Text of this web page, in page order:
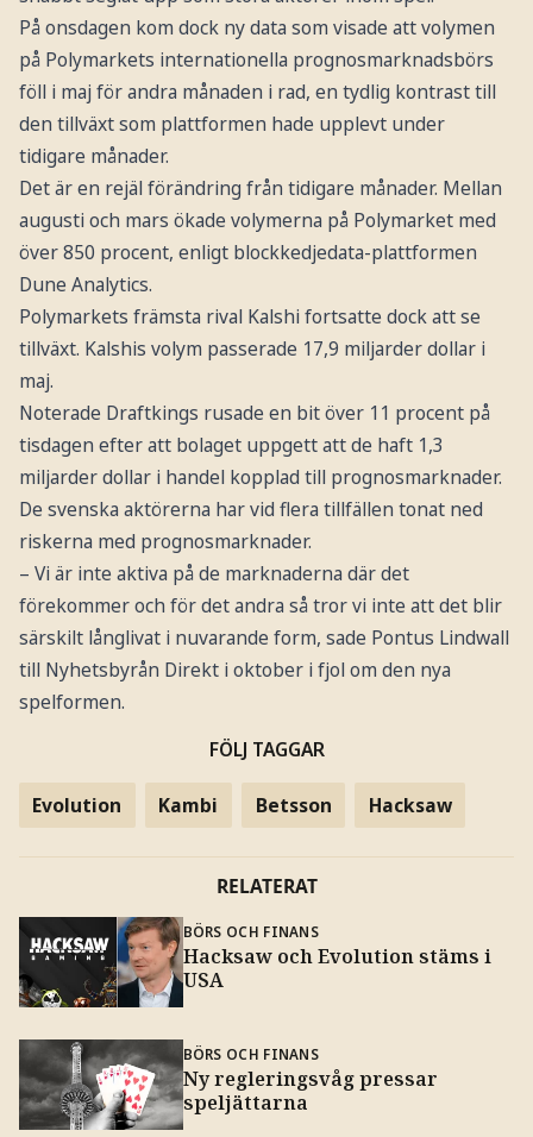
På onsdagen kom dock ny data som visade att volymen
på Polymarkets internationella prognosmarknadsbörs
föll i maj för andra månaden i rad, en tydlig kontrast till
den tillväxt som plattformen hade upplevt under
tidigare månader.
Det är en rejäl förändring från tidigare månader. Mellan
augusti och mars ökade volymerna på Polymarket med
över 850 procent, enligt blockkedjedata-plattformen
Dune Analytics.
Polymarkets främsta rival Kalshi fortsatte dock att se
tillväxt. Kalshis volym passerade 17,9 miljarder dollar i
maj.
Noterade Draftkings rusade en bit över 11 procent på
tisdagen efter att bolaget uppgett att de haft 1,3
miljarder dollar i handel kopplad till prognosmarknader.
De svenska aktörerna har vid flera tillfällen tonat ned
riskerna med prognosmarknader.
– Vi är inte aktiva på de marknaderna där det
förekommer och för det andra så tror vi inte att det blir
särskilt långlivat i nuvarande form, sade Pontus Lindwall
till Nyhetsbyrån Direkt i oktober i fjol om den nya
spelformen.
FÖLJ TAGGAR
Evolution Kambi Betsson Hacksaw
RELATERAT
BÖRS OCH FINANS
Hacksaw och Evolution stäms i
USA
BÖRS OCH FINANS
Ny regleringsvåg pressar
speljättarna